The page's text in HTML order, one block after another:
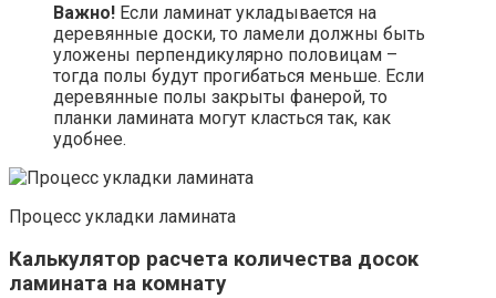
Важно! Если ламинат укладывается на
деревянные доски, то ламели должны быть
уложены перпендикулярно половицам –
тогда полы будут прогибаться меньше. Если
деревянные полы закрыты фанерой, то
планки ламината могут класться так, как
удобнее.
Процесс укладки ламината
Калькулятор расчета количества досок
ламината на комнату